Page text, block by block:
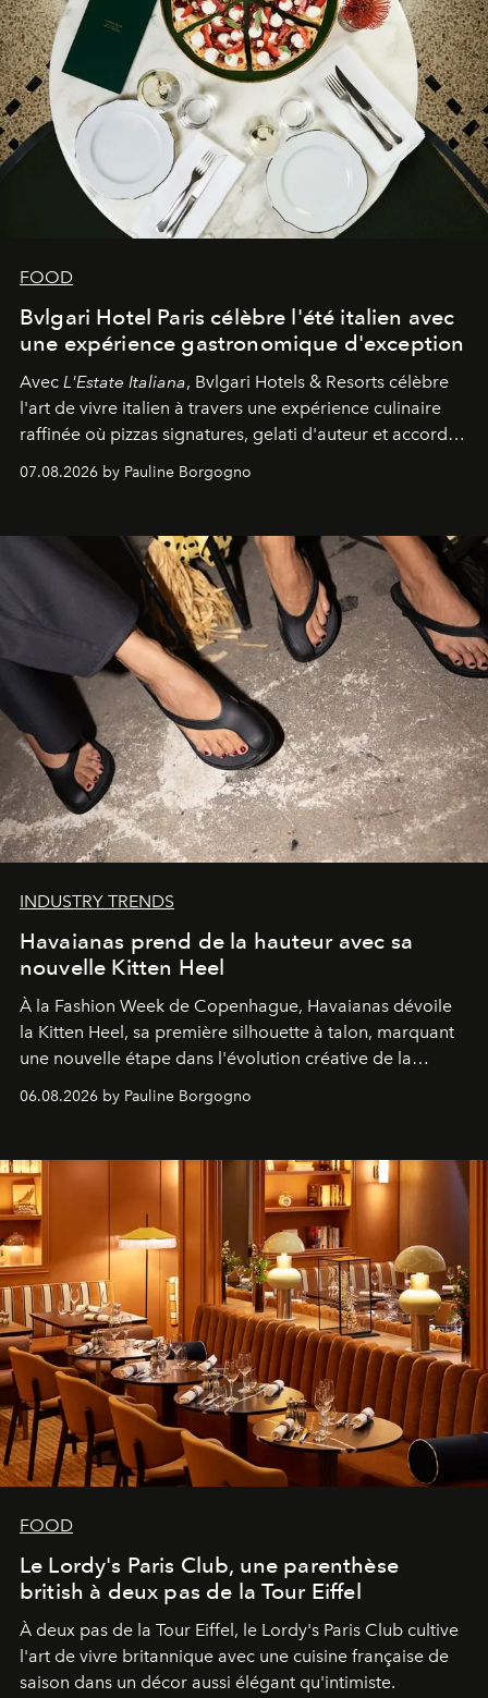
FOOD
Bvlgari Hotel Paris célèbre l'été italien avec
une expérience gastronomique d'exception
Avec L'Estate Italiana, Bvlgari Hotels & Resorts célèbre
l'art de vivre italien à travers une expérience culinaire
raffinée où pizzas signatures, gelati d'auteur et accords
07.08.2026 by Pauline Borgogno
INDUSTRY TRENDS
Havaianas prend de la hauteur avec sa
nouvelle Kitten Heel
À la Fashion Week de Copenhague, Havaianas dévoile
la Kitten Heel, sa première silhouette à talon, marquant
une nouvelle étape dans l'évolution créative de la
06.08.2026 by Pauline Borgogno
FOOD
Le Lordy's Paris Club, une parenthèse
british à deux pas de la Tour Eiffel
À deux pas de la Tour Eiffel, le Lordy's Paris Club cultive
l'art de vivre britannique avec une cuisine française de
saison dans un décor aussi élégant qu'intimiste.